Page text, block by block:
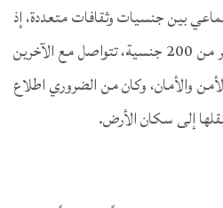
بين جنسيات وثقافات متعددة، إذ
تقيم في الإمارات وتتعايش أكثر من 200 جنسية، تتواصل مع الآخرين
والأمان، وكان من الضروري اطلاع
إلى سكان الأرض.